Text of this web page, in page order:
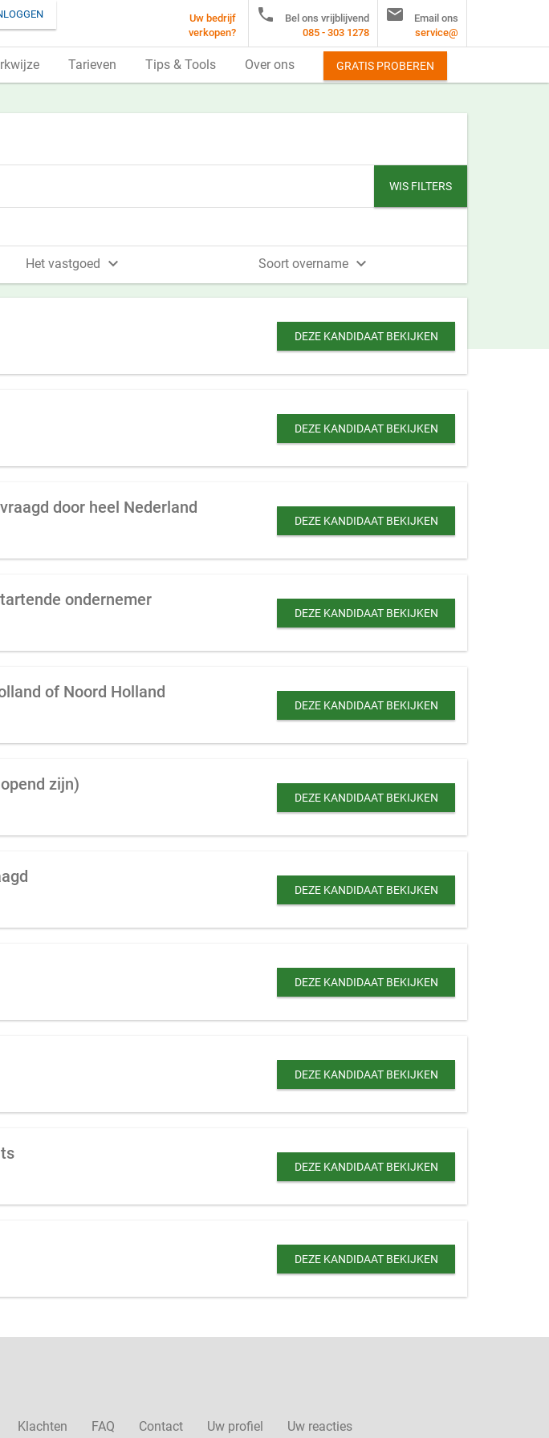
Het vastgoed  Soort overname 
WIS FILTERS
DEZE KANDIDAAT BEKIJKEN
DEZE KANDIDAAT BEKIJKEN
door heel Nederland
DEZE KANDIDAAT BEKIJKEN
ondernemer
DEZE KANDIDAAT BEKIJKEN
of Noord Holland
DEZE KANDIDAAT BEKIJKEN
zijn)
DEZE KANDIDAAT BEKIJKEN
DEZE KANDIDAAT BEKIJKEN
DEZE KANDIDAAT BEKIJKEN
DEZE KANDIDAAT BEKIJKEN
DEZE KANDIDAAT BEKIJKEN
DEZE KANDIDAAT BEKIJKEN
Uw bedrijf
verkopen?

Bel ons vrijblijvend
085 - 303 1278

Email ons
service@
Tarieven Tips & Tools Over ons GRATIS PROBEREN
Klachten FAQ Contact Uw profiel Uw reacties